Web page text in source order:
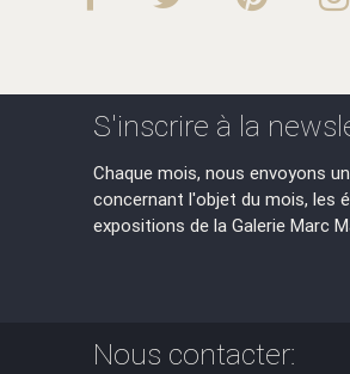
S'inscrire à la
Chaque mois, nous envoyons
concernant l'objet du mois, les
expositions de la Galerie Marc
Nous contacter: